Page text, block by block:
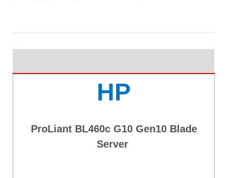
HP
ProLiant BL460c G10 Gen10 Blade
Server